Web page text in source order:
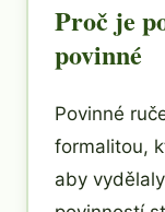
Proč je
povinné
Povinné
formalitou,
aby